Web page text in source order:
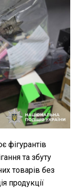
фігурантів
та збуту
товарів без
продукції